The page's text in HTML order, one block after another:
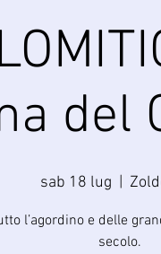
del
sab 18 lug
l’agordino e delle
secolo.